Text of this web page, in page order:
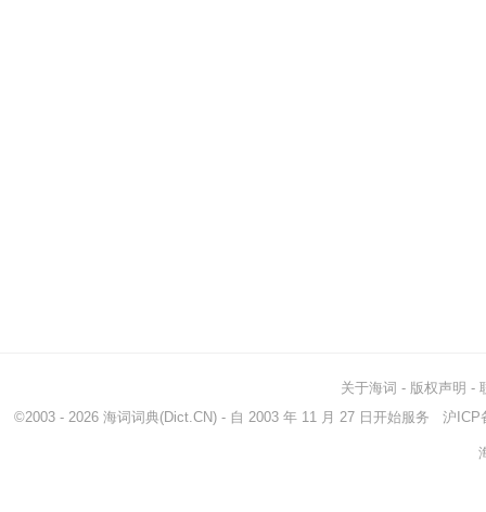
关于海词 - 版权声明 -
©2003 - 2026 海词词典(Dict.CN) - 自 2003 年 11 月 27 日开始服务 沪ICP